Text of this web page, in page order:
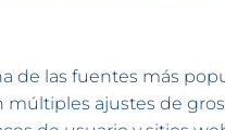
de las fuentes más
múltiples ajustes de